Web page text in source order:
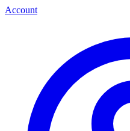
Account